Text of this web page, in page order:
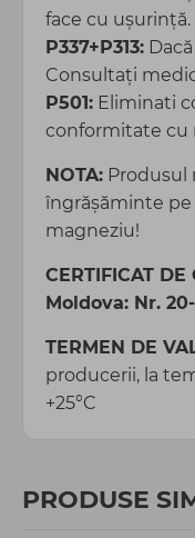
face cu
P337+P313:
Consultați
P501: Eliminati
conformitate cu
NOTA: Produsul
îngrăşăminte pe
magneziu!
CERTIFICAT
Moldova: Nr.
TERMEN DE
producerii, la
+25°C
PRODUSE